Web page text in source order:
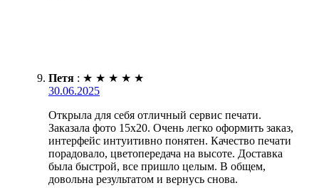
Петя : ★ ★ ★ ★ ★
30.06.2025
Открыла для себя отличный сервис печати.
Заказала фото 15х20. Очень легко оформить заказ,
интерфейс интуитивно понятен. Качество печати
порадовало, цветопередача на высоте. Доставка
была быстрой, все пришло целым. В общем,
довольна результатом и вернусь снова.